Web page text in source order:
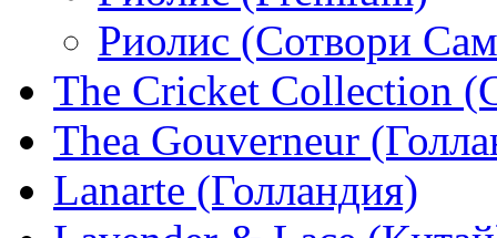
Риолис (Сотвори
The Cricket Collection
Thea Gouverneur
Lanarte (Голландия)